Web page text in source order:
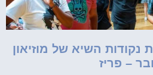
נקודות השיא של מוזיאון
– פריז